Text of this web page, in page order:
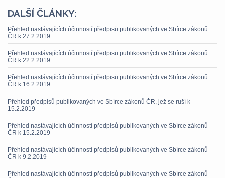
DALŠÍ ČLÁNKY:
Přehled nastávajících účinností předpisů publikovaných ve Sbírce zákonů
ČR k 27.2.2019
Přehled nastávajících účinností předpisů publikovaných ve Sbírce zákonů
ČR k 22.2.2019
Přehled nastávajících účinností předpisů publikovaných ve Sbírce zákonů
ČR k 16.2.2019
Přehled předpisů publikovaných ve Sbírce zákonů ČR, jež se ruší k
15.2.2019
Přehled nastávajících účinností předpisů publikovaných ve Sbírce zákonů
ČR k 15.2.2019
Přehled nastávajících účinností předpisů publikovaných ve Sbírce zákonů
ČR k 9.2.2019
Přehled nastávajících účinností předpisů publikovaných ve Sbírce zákonů